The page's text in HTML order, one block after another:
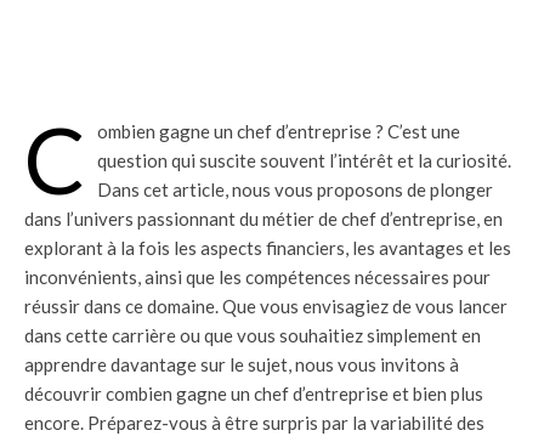
C
ombien gagne un chef d’entreprise ? C’est une
question qui suscite souvent l’intérêt et la curiosité.
Dans cet article, nous vous proposons de plonger
dans l’univers passionnant du métier de chef d’entreprise, en
explorant à la fois les aspects financiers, les avantages et les
inconvénients, ainsi que les compétences nécessaires pour
réussir dans ce domaine. Que vous envisagiez de vous lancer
dans cette carrière ou que vous souhaitiez simplement en
apprendre davantage sur le sujet, nous vous invitons à
découvrir combien gagne un chef d’entreprise et bien plus
encore. Préparez-vous à être surpris par la variabilité des